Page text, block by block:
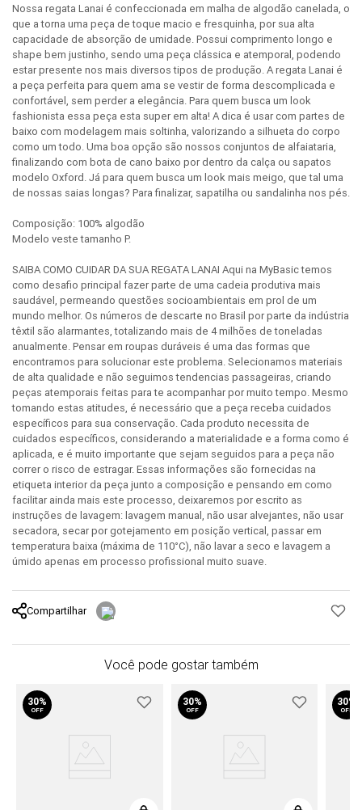
Nossa regata Lanai é confeccionada em malha de algodão canelada, o
que a torna uma peça de toque macio e fresquinha, por sua alta
capacidade de absorção de umidade. Possui comprimento longo e
shape bem justinho, sendo uma peça clássica e atemporal, podendo
estar presente nos mais diversos tipos de produção. A regata Lanai é
a peça perfeita para quem ama se vestir de forma descomplicada e
confortável, sem perder a elegância. Para quem busca um look
fashionista essa peça esta super em alta! A dica é usar com partes de
baixo com modelagem mais soltinha, valorizando a silhueta do corpo
como um todo. Uma boa opção são nossos conjuntos de alfaiataria,
finalizando com bota de cano baixo por dentro da calça ou sapatos
modelo Oxford. Já para quem busca um look mais meigo, que tal uma
de nossas saias longas? Para finalizar, sapatilha ou sandalinha nos pés.
Composição: 100% algodão
Modelo veste tamanho P.
SAIBA COMO CUIDAR DA SUA REGATA LANAI Aqui na MyBasic temos
como desafio principal fazer parte de uma cadeia produtiva mais
saudável, permeando questões socioambientais em prol de um
mundo melhor. Os números de descarte no Brasil por parte da indústria
têxtil são alarmantes, totalizando mais de 4 milhões de toneladas
anualmente. Pensar em roupas duráveis é uma das formas que
encontramos para solucionar este problema. Selecionamos materiais
de alta qualidade e não seguimos tendencias passageiras, criando
peças atemporais feitas para te acompanhar por muito tempo. Mesmo
tomando estas atitudes, é necessário que a peça receba cuidados
específicos para sua conservação. Cada produto necessita de
cuidados específicos, considerando a materialidade e a forma como é
aplicada, e é muito importante que sejam seguidos para a peça não
correr o risco de estragar. Essas informações são fornecidas na
etiqueta interior da peça junto a composição e pensando em como
facilitar ainda mais este processo, deixaremos por escrito as
instruções de lavagem: lavagem manual, não usar alvejantes, não usar
secadora, secar por gotejamento em posição vertical, passar em
temperatura baixa (máxima de 110°C), não lavar a seco e lavagem a
úmido apenas em processo profissional muito suave.
Compartilhar
Você pode gostar também
30%
OFF
30%
OFF
30%
OFF